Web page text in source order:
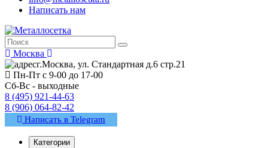
Написать нам
Москва
г.Москва, ул. Стандартная д.6 стр.21
Пн-Пт с 9-00 до 17-00
Сб-Вс - выходные
8 (495) 921-44-63
8 (906) 064-82-42
Написать в Telegram
Категории